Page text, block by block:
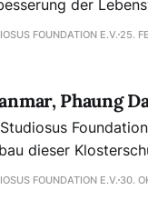
der
des kulturellen Erbes in
FOUNDATION E.V. 25.
Phaung
dieser
FOUNDATION E.V. 30.